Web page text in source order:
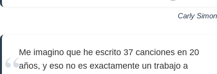
Carly Simon
Me imagino que he escrito 37 canciones en 20
años, y eso no es exactamente un trabajo a